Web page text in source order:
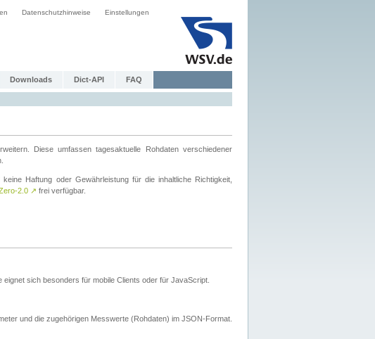
Datenschutzhinweise Einstellungen
Downloads Dict-API FAQ
Diese umfassen tagesaktuelle Rohdaten verschiedener
Haftung oder Gewährleistung für die inhaltliche Richtigkeit,
2.0 ↗ frei verfügbar.
sich besonders für mobile Clients oder für JavaScript.
und die zugehörigen Messwerte (Rohdaten) im JSON-Format.